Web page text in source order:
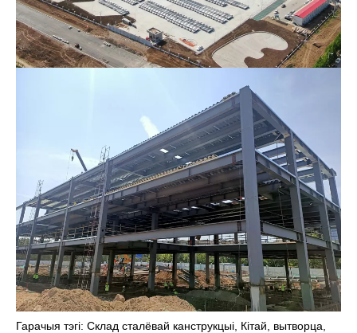
Гарачыя тэгі: Склад сталёвай канструкцыі, Кітай, вытворца,